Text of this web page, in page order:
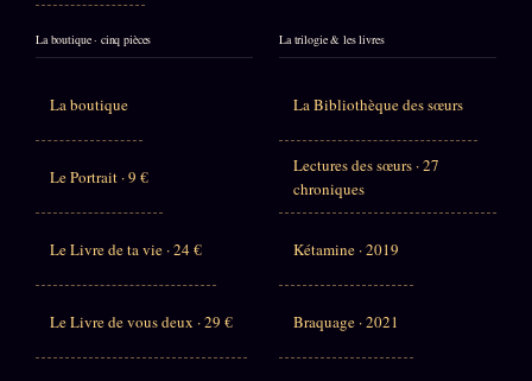
La boutique · cinq pièces
La boutique
Le Portrait · 9 €
Le Livre de ta vie · 24 €
Le Livre de vous deux · 29 €
La trilogie & les livres
La Bibliothèque des sœurs
Lectures des sœurs · 27
chroniques
Kétamine · 2019
Braquage · 2021